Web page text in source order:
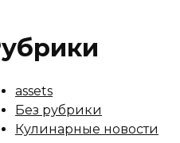
assets
Без рубрики
Кулинарные новости